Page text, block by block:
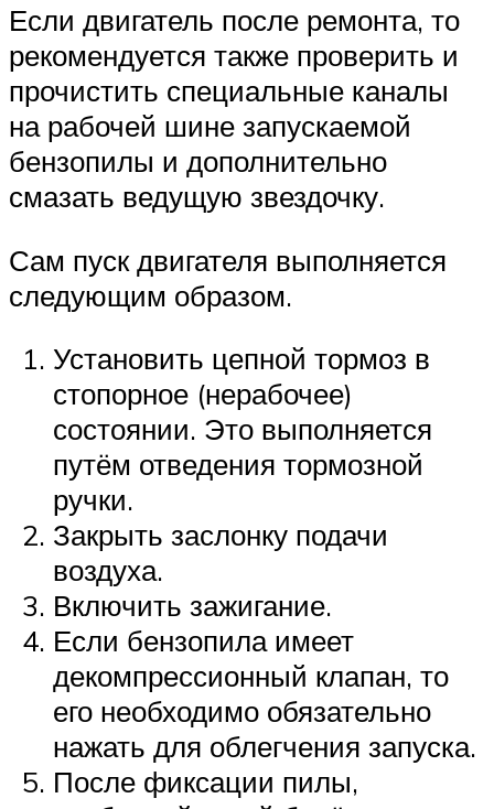
Если двигатель после ремонта, то
рекомендуется также проверить и
прочистить специальные каналы
на рабочей шине запускаемой
бензопилы и дополнительно
смазать ведущую звездочку.
Сам пуск двигателя выполняется
следующим образом.
Установить цепной тормоз в
стопорное (нерабочее)
состоянии. Это выполняется
путём отведения тормозной
ручки.
Закрыть заслонку подачи
воздуха.
Включить зажигание.
Если бензопила имеет
декомпрессионный клапан, то
его необходимо обязательно
нажать для облегчения запуска.
После фиксации пилы,